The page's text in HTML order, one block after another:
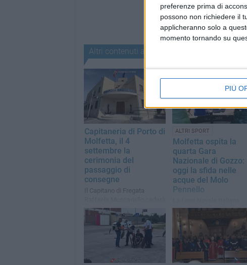
preferenze prima di
possono non richiedere il
applicheranno solo a
momento tornando su
PIÙ
Altri contenuti a tema
Capitaneria di Porto di
Molfetta, il 4
settembre la
cerimonia del
passaggio di
consegne
Il Capitano di Fregata
il comando alla pari grado
Maria Lucia Colì
ALTRI SPORT
Molfetta ospita la
quarta Gara
Nazionale di Gozzo:
oggi la sfida nelle
acque del Molo
Pennello
locale accoglie equipaggi
provenienti da tutta Italia